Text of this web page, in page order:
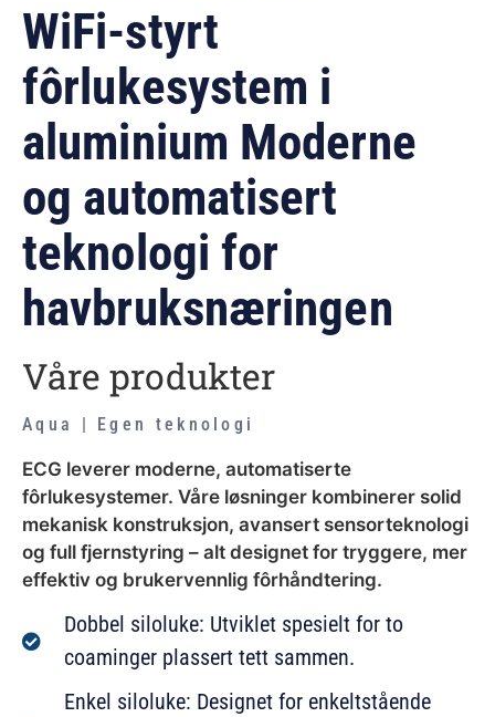
WiFi-styrt
fôrlukesystem i
aluminium Moderne
og automatisert
teknologi for
havbruksnæringen
Våre produkter
Aqua | Egen teknologi
ECG leverer moderne, automatiserte
fôrlukesystemer. Våre løsninger kombinerer solid
mekanisk konstruksjon, avansert sensorteknologi
og full fjernstyring – alt designet for tryggere, mer
effektiv og brukervennlig fôrhåndtering.
Dobbel siloluke: Utviklet spesielt for to
coaminger plassert tett sammen.
Enkel siloluke: Designet for enkeltstående